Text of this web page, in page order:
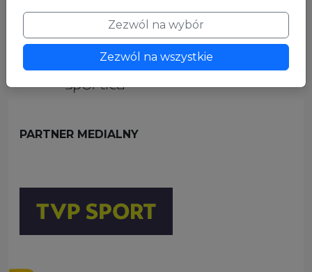
PARTNER MEDIALNY
Zezwól na wybór
Zezwól na wszystkie